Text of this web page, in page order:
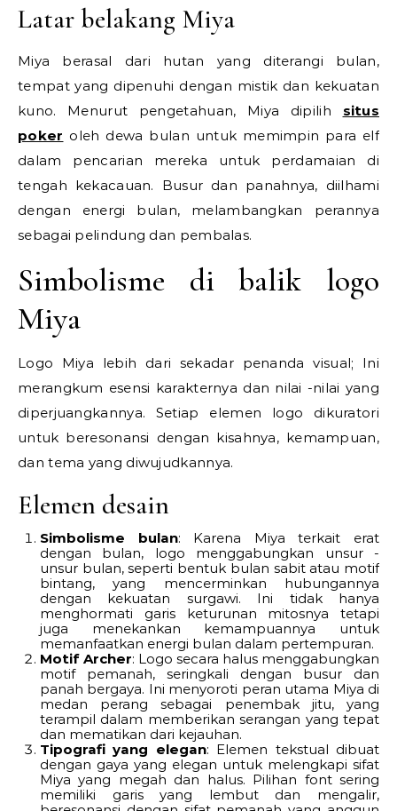
Latar belakang Miya
Miya berasal dari hutan yang diterangi bulan,
tempat yang dipenuhi dengan mistik dan kekuatan
kuno. Menurut pengetahuan, Miya dipilih situs
poker oleh dewa bulan untuk memimpin para elf
dalam pencarian mereka untuk perdamaian di
tengah kekacauan. Busur dan panahnya, diilhami
dengan energi bulan, melambangkan perannya
sebagai pelindung dan pembalas.
Simbolisme di balik logo
Miya
Logo Miya lebih dari sekadar penanda visual; Ini
merangkum esensi karakternya dan nilai -nilai yang
diperjuangkannya. Setiap elemen logo dikuratori
untuk beresonansi dengan kisahnya, kemampuan,
dan tema yang diwujudkannya.
Elemen desain
Simbolisme bulan: Karena Miya terkait erat
dengan bulan, logo menggabungkan unsur -
unsur bulan, seperti bentuk bulan sabit atau motif
bintang, yang mencerminkan hubungannya
dengan kekuatan surgawi. Ini tidak hanya
menghormati garis keturunan mitosnya tetapi
juga menekankan kemampuannya untuk
memanfaatkan energi bulan dalam pertempuran.
Motif Archer: Logo secara halus menggabungkan
motif pemanah, seringkali dengan busur dan
panah bergaya. Ini menyoroti peran utama Miya di
medan perang sebagai penembak jitu, yang
terampil dalam memberikan serangan yang tepat
dan mematikan dari kejauhan.
Tipografi yang elegan: Elemen tekstual dibuat
dengan gaya yang elegan untuk melengkapi sifat
Miya yang megah dan halus. Pilihan font sering
memiliki garis yang lembut dan mengalir,